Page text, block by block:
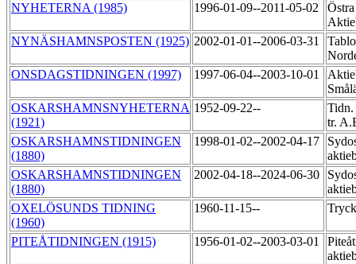
NYHETERNA (1985)
1996-01-09--2011-05-02
NYNÄSHAMNSPOSTEN (1925) 2002-01-01--2006-03-31
ONSDAGSTIDNINGEN (1997)
1997-06-04--2003-10-01
OSKARSHAMNSNYHETERNA
(1921)
1952-09-22--
Tidn.
tr.
OSKARSHAMNSTIDNINGEN
(1880)
1998-01-02--2002-04-17
OSKARSHAMNSTIDNINGEN
(1880)
2002-04-18--2024-06-30
OXELÖSUNDS TIDNING
(1960)
1960-11-15--
PITEÅTIDNINGEN (1915) 1956-01-02--2003-03-01